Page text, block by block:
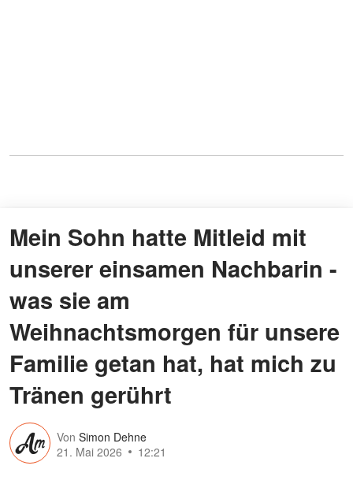
Mein Sohn hatte Mitleid mit
unserer einsamen Nachbarin -
was sie am
Weihnachtsmorgen für unsere
Familie getan hat, hat mich zu
Tränen gerührt
Von Simon Dehne
21. Mai 2026
12:21